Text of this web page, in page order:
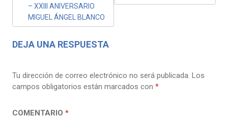
ENTRADAS
– XXIII ANIVERSARIO
MIGUEL ÁNGEL BLANCO
DEJA UNA RESPUESTA
Tu dirección de correo electrónico no será publicada. Los
campos obligatorios están marcados con *
COMENTARIO *